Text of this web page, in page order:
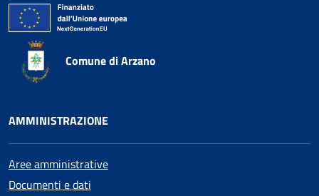
Comune di Arzano
AMMINISTRAZIONE
Aree amministrative
Documenti e dati